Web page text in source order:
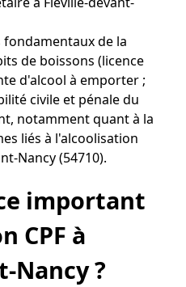
de la
de boissons (licence
d'alcool à emporter ;
civile et pénale du
notamment quant à la
liés à l'alcoolisation
Nancy (54710).
important
CPF à
Nancy ?